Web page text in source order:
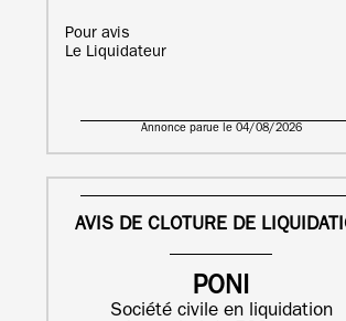
Pour avis
Le Liquidateur
Annonce parue le 04/08/2026
AVIS DE CLOTURE DE
PONI
Société civile en liquidation